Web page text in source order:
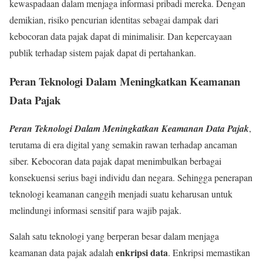
kewaspadaan dalam menjaga informasi pribadi mereka. Dengan
demikian, risiko pencurian identitas sebagai dampak dari
kebocoran data pajak dapat di minimalisir. Dan kepercayaan
publik terhadap sistem pajak dapat di pertahankan.
Peran Teknologi Dalam Meningkatkan Keamanan
Data Pajak
Peran Teknologi Dalam Meningkatkan Keamanan Data Pajak,
terutama di era digital yang semakin rawan terhadap ancaman
siber. Kebocoran data pajak dapat menimbulkan berbagai
konsekuensi serius bagi individu dan negara. Sehingga penerapan
teknologi keamanan canggih menjadi suatu keharusan untuk
melindungi informasi sensitif para wajib pajak.
Salah satu teknologi yang berperan besar dalam menjaga
keamanan data pajak adalahenkripsi data. Enkripsi memastikan